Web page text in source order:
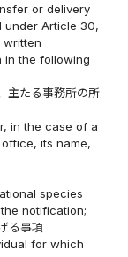
or delivery
under Article 30,
written
in the following
主たる事務所の所
in the case of a
its name,
species
notification;
る事項
for which